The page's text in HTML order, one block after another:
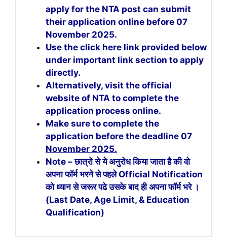
apply for the NTA post can submit
their application online before 07
November 2025.
Use the click here link provided below
under important link section to apply
directly.
Alternatively, visit the official
website of NTA to complete the
application process online.
Make sure to complete the
application before the deadline 07
November 2025.
Note – छात्रो से ये अनुरोध किया जाता है की वो
अपना फॉर्म भरने से पहले Official Notification
को ध्यान से जरूर पढे उसके बाद ही अपना फॉर्म भरे ।
(Last Date, Age Limit, & Education
Qualification)